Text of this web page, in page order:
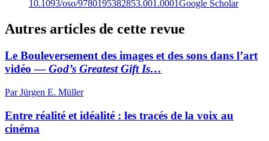
10.1093/oso/9780195382853.001.0001Google Scholar
Autres articles de cette revue
Le Bouleversement des images et des sons dans l’art
vidéo —God’s Greatest Gift Is…
Par Jürgen E. Müller
Entre réalité et idéalité : les tracés de la voix au
cinéma